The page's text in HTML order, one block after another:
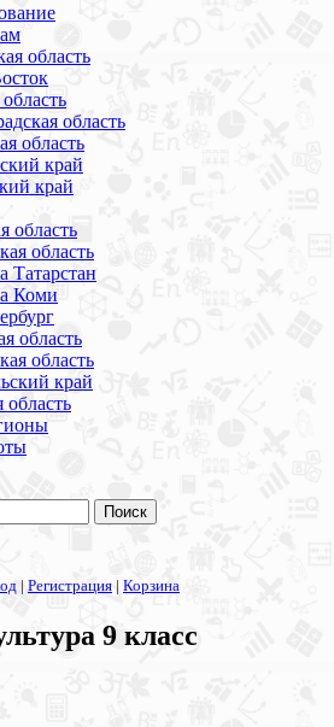
область
область
область
край
край
область
область
Татарстан
Коми
область
область
край
область
| Регистрация | Корзина
9 класс